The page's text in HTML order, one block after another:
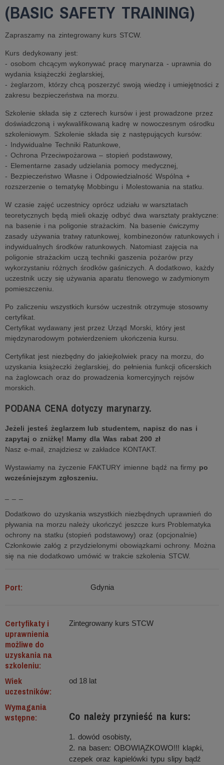
(BASIC SAFETY TRAINING)
Zapraszamy na zintegrowany kurs STCW.
Kurs dedykowany jest:
- osobom chcącym wykonywać pracę marynarza - uprawnia do
wydania książeczki żeglarskiej,
- żeglarzom, którzy chcą poszerzyć swoją wiedzę i umiejętności z
zakresu bezpieczeństwa na morzu.
Szkolenie składa się z czterech kursów i jest prowadzone przez
doświadczoną i wykwalifikowaną kadrę w nowoczesnym ośrodku
szkoleniowym. Szkolenie składa się z następujących kursów:
- Indywidualne Techniki Ratunkowe,
- Ochrona Przeciwpożarowa – stopień podstawowy,
- Elementarne zasady udzielania pomocy medycznej,
- Bezpieczeństwo Własne i Odpowiedzialność Wspólna +
rozszerzenie o tematykę Mobbingu i Molestowania na statku.
W czasie zajęć uczestnicy oprócz udziału w warsztatach
teoretycznych będą mieli okazję odbyć dwa warsztaty praktyczne:
na basenie i na poligonie strażackim. Na basenie ćwiczymy
zasady używania tratwy ratunkowej, kombinezonów ratunkowych i
indywidualnych środków ratunkowych. Natomiast zajęcia na
poligonie strażackim uczą techniki gaszenia pożarów przy
wykorzystaniu różnych środków gaśniczych. A dodatkowo, każdy
uczestnik uczy się używania aparatu tlenowego w zadymionym
pomieszczeniu.
Po zaliczeniu wszystkich kursów uczestnik otrzymuje stosowny
certyfikat.
Certyfikat wydawany jest przez Urząd Morski, który jest
międzynarodowym potwierdzeniem ukończenia kursu.
Certyfikat jest niezbędny do jakiejkolwiek pracy na morzu, do
uzyskania książeczki żeglarskiej, do pełnienia funkcji oficerskich
na żaglowcach oraz do prowadzenia komercyjnych rejsów
morskich.
PODANA CENA dotyczy marynarzy.
Jeżeli jesteś żeglarzem lub studentem, napisz do nas i
zapytaj o zniżkę! Mamy dla Was rabat 200 zł
Nasz e-mail, znajdziesz w zakładce KONTAKT.
Wystawiamy na życzenie FAKTURY imienne bądź na firmy po
wcześniejszym zgłoszeniu.
Dodatkowo do uzyskania wszystkich niezbędnych uprawnień do
pływania na morzu należy ukończyć jeszcze kurs Problematyka
ochrony na statku (stopień podstawowy) oraz (opcjonalnie)
Członkowie załóg z przydzielonymi obowiązkami ochrony. Można
się na nie dodatkowo umówić w trakcie szkolenia STCW.
Port: Gdynia
Certyfikaty i
uprawnienia
możliwe do
uzyskania na
szkoleniu:
Zintegrowany kurs STCW
Wiek
uczestników:
od 18 lat
Wymagania
wstępne:
Co należy przynieść na kurs:
1. dowód osobisty,
2. na basen: OBOWIĄZKOWO!!! klapki,
czepek oraz kąpielówki typu slipy bądź